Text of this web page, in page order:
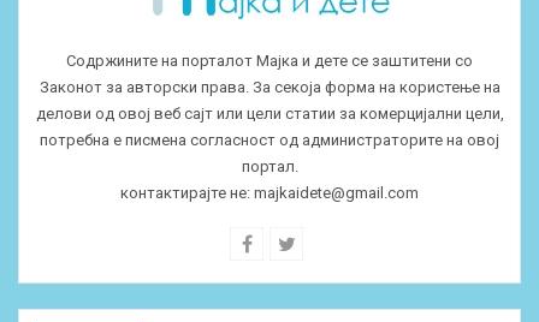
Содржините на порталот Мајка и дете се заштитени со
Законот за авторски права. За секоја форма на користење на
делови од овој веб сајт или цели статии за комерцијални цели,
потребна е писмена согласност од администраторите на овој
портал.
контактирајте не: majkaidete@gmail.com